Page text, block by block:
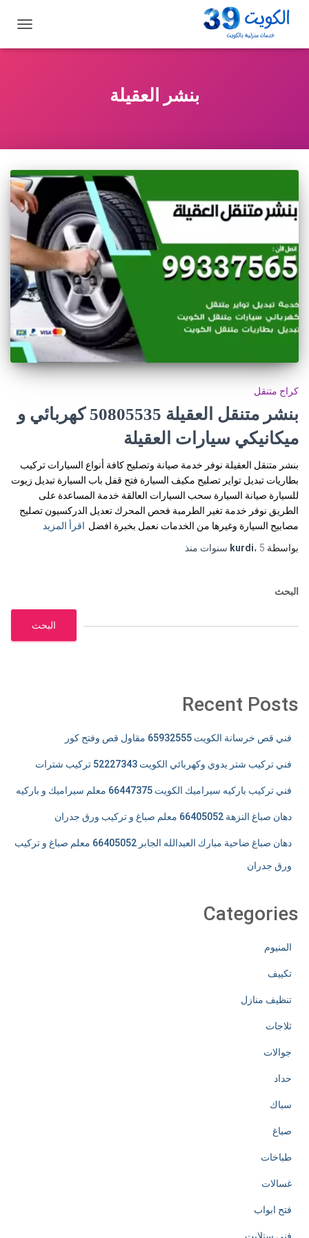
التنقل
بنشر العقيلة
كراج متنقل
بنشر متنقل العقيلة 50805535‬ كهربائي و
ميكانيكي سيارات العقيلة
بنشر متنقل العقيلة نوفر خدمة صيانة وتصليح كافة أنواع السيارات تركيب
بطاريات تبديل تواير تصليح مكيف السيارة فتح قفل باب السيارة تبديل زيوت
للسيارة صيانة السيارة سحب السيارات العالقة خدمة المساعدة على
الطريق نوفر خدمة تغير الطرمبة فحص المحرك تعديل الدركسيون تصليح
مصابيح السيارة وغيرها من الخدمات نعمل بخبرة افضل اقرأ المزيد
بواسطة
kurdi، 5 سنوات منذ
البحث
البحث
Recent Posts
فني قص خرسانة الكويت 65932555 مقاول قص وفتح كور
فني تركيب شتر يدوي وكهربائي الكويت 52227343 تركيب شترات
فني تركيب باركيه سيراميك الكويت 66447375 معلم سيراميك و باركيه
دهان صباغ النزهة 66405052 معلم صباغ و تركيب ورق جدران
دهان صباغ ضاحية مبارك العبدالله الجابر 66405052 معلم صباغ و تركيب
ورق جدران
Categories
المنيوم
تكييف
تنظيف منازل
ثلاجات
جوالات
حداد
سباك
صباغ
طباخات
غسالات
فتح ابواب
فني ستلايت